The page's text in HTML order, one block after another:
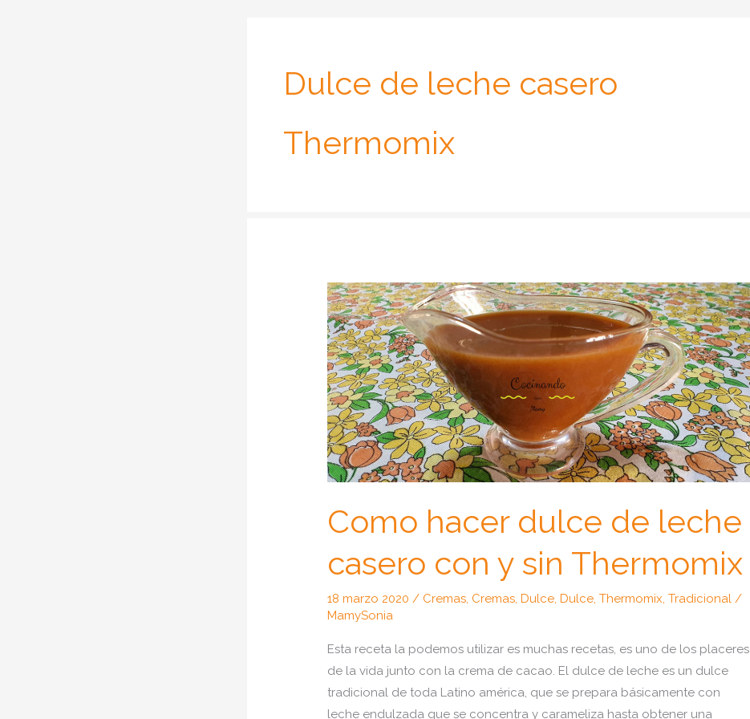
Dulce de leche casero
Thermomix
Como hacer dulce de leche
casero con y sin Thermomix
18 marzo 2020/ Cremas, Cremas,Dulce,Dulce,Thermomix,Tradicional /
MamySonia
Esta receta la podemos utilizar es muchas recetas, es uno de los placeres
de la vida junto con la crema de cacao. El dulce de leche es un dulce
tradicional de toda Latino américa, que se prepara básicamente con
leche endulzada que se concentra y carameliza hasta obtener una